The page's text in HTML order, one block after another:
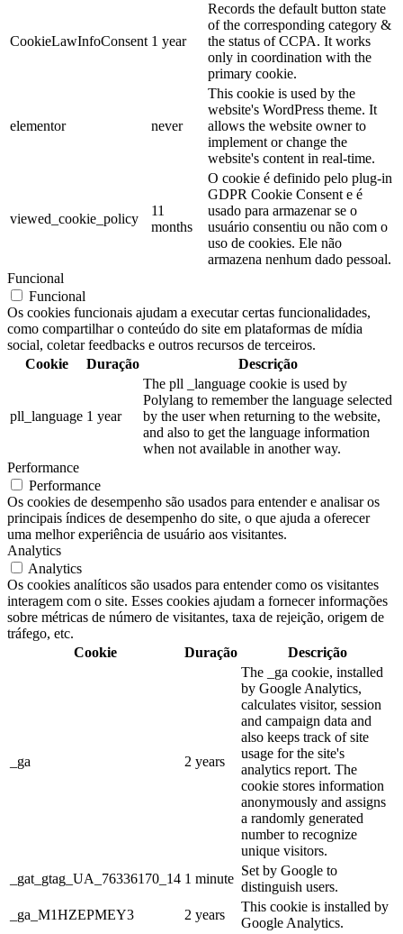
CookieLawInfoConsent 1 year
Records the default button state
of the corresponding category &
the status of CCPA. It works
only in coordination with the
primary cookie.
elementor never
This cookie is used by the
website's WordPress theme. It
allows the website owner to
implement or change the
website's content in real-time.
viewed_cookie_policy
11
months
O cookie é definido pelo plug-in
GDPR Cookie Consent e é
usado para armazenar se o
usuário consentiu ou não com o
uso de cookies. Ele não
armazena nenhum dado pessoal.
Funcional
Funcional
Os cookies funcionais ajudam a executar certas funcionalidades,
como compartilhar o conteúdo do site em plataformas de mídia
social, coletar feedbacks e outros recursos de terceiros.
Cookie
Duração Descrição
pll_language 1 year
The pll _language cookie is used by
Polylang to remember the language selected
by the user when returning to the website,
and also to get the language information
when not available in another way.
Performance
Performance
Os cookies de desempenho são usados para entender e analisar os
principais índices de desempenho do site, o que ajuda a oferecer
uma melhor experiência de usuário aos visitantes.
Analytics
Analytics
Os cookies analíticos são usados para entender como os visitantes
interagem com o site. Esses cookies ajudam a fornecer informações
sobre métricas de número de visitantes, taxa de rejeição, origem de
tráfego, etc.
Cookie
Duração Descrição
_ga 2 years
The _ga cookie, installed
by Google Analytics,
calculates visitor, session
and campaign data and
also keeps track of site
usage for the site's
analytics report. The
cookie stores information
anonymously and assigns
a randomly generated
number to recognize
unique visitors.
_gat_gtag_UA_76336170_14 1 minute
Set by Google to
distinguish users.
_ga_M1HZEPMEY3
2 years
This cookie is installed by
Google Analytics.